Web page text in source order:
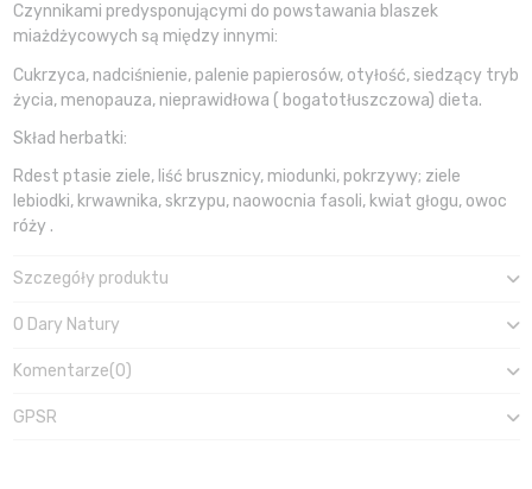
Czynnikami predysponującymi do powstawania blaszek
miażdżycowych są między innymi:
Cukrzyca, nadciśnienie, palenie papierosów, otyłość, siedzący tryb
życia, menopauza, nieprawidłowa ( bogatotłuszczowa) dieta.
Skład herbatki:
Rdest ptasie ziele, liść brusznicy, miodunki, pokrzywy; ziele
lebiodki, krwawnika, skrzypu, naowocnia fasoli, kwiat głogu, owoc
róży .
Szczegóły produktu
O Dary Natury
Komentarze(0)
GPSR